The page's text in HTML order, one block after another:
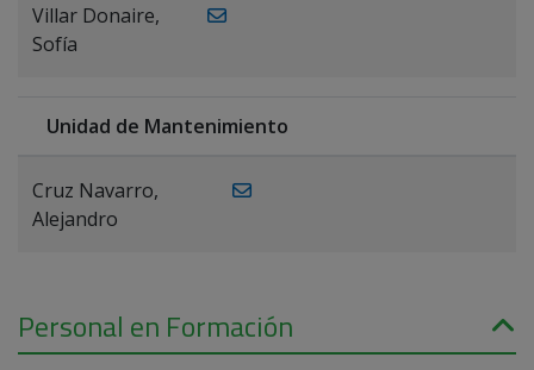
Villar Donaire,
Sofía
Unidad de Mantenimiento
Cruz Navarro,
Alejandro
Personal en Formación